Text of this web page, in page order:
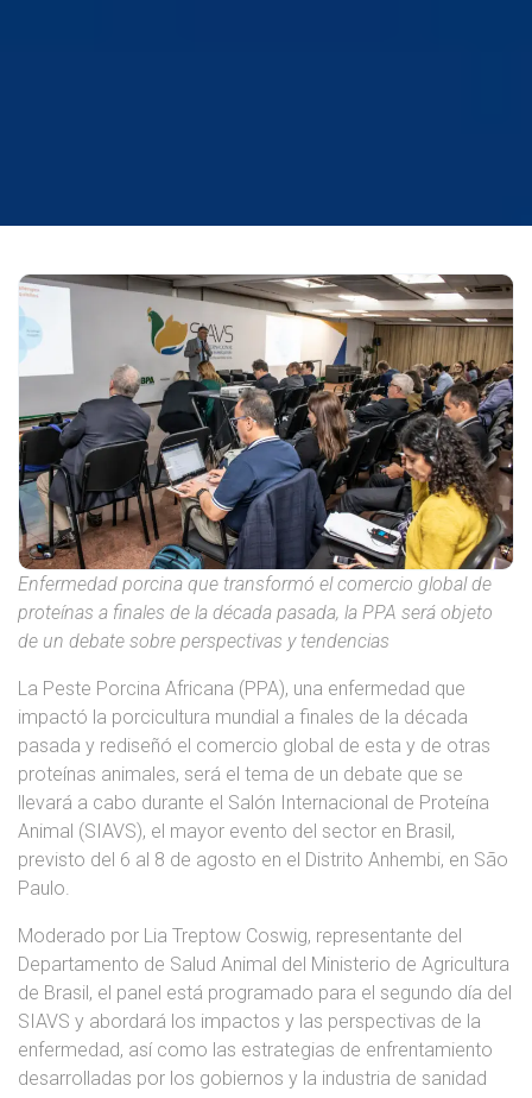
Enfermedad porcina que transformó el comercio global de
proteínas a finales de la década pasada, la PPA será objeto
de un debate sobre perspectivas y tendencias
La Peste Porcina Africana (PPA), una enfermedad que
impactó la porcicultura mundial a finales de la década
pasada y rediseñó el comercio global de esta y de otras
proteínas animales, será el tema de un debate que se
llevará a cabo durante el Salón Internacional de Proteína
Animal (SIAVS), el mayor evento del sector en Brasil,
previsto del 6 al 8 de agosto en el Distrito Anhembi, en São
Paulo.
Moderado por Lia Treptow Coswig, representante del
Departamento de Salud Animal del Ministerio de Agricultura
de Brasil, el panel está programado para el segundo día del
SIAVS y abordará los impactos y las perspectivas de la
enfermedad, así como las estrategias de enfrentamiento
desarrolladas por los gobiernos y la industria de sanidad